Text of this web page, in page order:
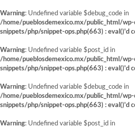
Warning: Undefined variable $debug_code in
/home/pueblosdemexico.mx/public_html/
snippets/php/snippet-ops.php(663) : eval()'d
Warning: Undefined variable $post_id in
/home/pueblosdemexico.mx/public_html/
snippets/php/snippet-ops.php(663) : eval()'d
Warning: Undefined variable $debug_code in
/home/pueblosdemexico.mx/public_html/
snippets/php/snippet-ops.php(663) : eval()'d
Warning: Undefined variable $post_id in